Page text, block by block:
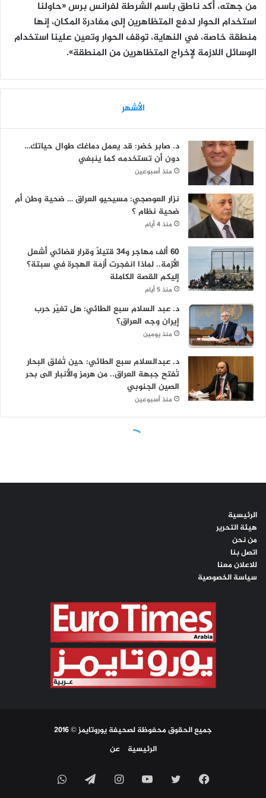
الرئيسية
هيئة التحرير
من نحن
اتصل بنا
للاعلان معنا
سياسة الخصوصية
جميع الحقوق محفوظة لصحيفة يوروتايمز © 2016
الرئيسية
عن
فيسبوك تويتر يوتيوبانستقرامتيلقرامواتساب